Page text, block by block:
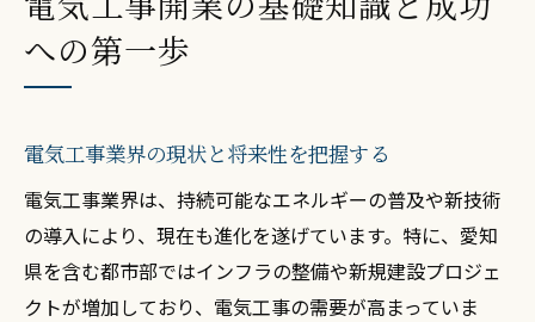
用
電気工事業界の法律と規制を理解する重要性
電気工事士免許取得のプロセスと重要性
コンプライアンスの意識を高め、信頼を築
く
法改正に対応するための定期的な情報更新
への第一歩
電気工事業界の現状と将来性を把握する
電気工事業界は、持続可能なエネルギーの普及や新技術
の導入により、現在も進化を遂げています。特に、愛知
県を含む都市部ではインフラの整備や新規建設プロジェ
クトが増加しており、電気工事の需要が高まっていま